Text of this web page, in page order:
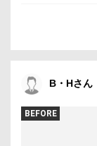
B・Hさん
BEFORE